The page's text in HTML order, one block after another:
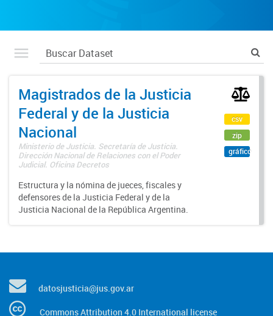
Magistrados de la Justicia
Federal y de la Justicia
Nacional
Ministerio de Justicia. Secretaría de Justicia.
Dirección Nacional de Relaciones con el Poder
Judicial. Oficina Decretos
Estructura y la nómina de jueces, fiscales y
defensores de la Justicia Federal y de la
Justicia Nacional de la República Argentina.
csv
zip
gráfico
datosjusticia@jus.gov.ar
Commons Attribution 4.0 International license